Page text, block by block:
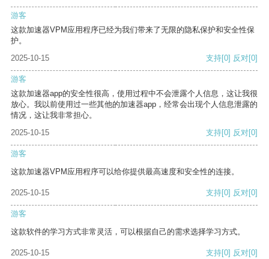
游客
这款加速器VPM应用程序已经为我们带来了无限的隐私保护和安全性保
护。
2025-10-15
支持[0] 反对[0]
游客
这款加速器app的安全性很高，使用过程中不会泄露个人信息，这让我很
放心。我以前使用过一些其他的加速器app，经常会出现个人信息泄露的
情况，这让我非常担心。
2025-10-15
支持[0] 反对[0]
游客
这款加速器VPM应用程序可以给你提供最高速度和安全性的连接。
2025-10-15 支持[0] 反对[0]
游客
这款软件的学习方式非常灵活，可以根据自己的需求选择学习方式。
2025-10-15 支持[0] 反对[0]